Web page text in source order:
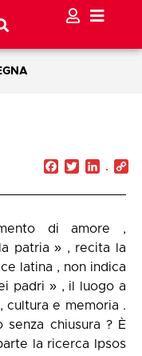
Facebook
Twitter
di amore ,
patria » , recita la
latina , non indica
padri » , il luogo a
cultura e memoria .
senza chiusura ? È
la ricerca Ipsos